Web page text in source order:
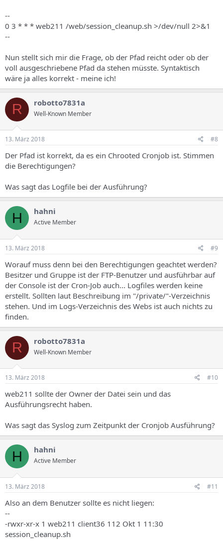
--
0 3 * * * web211 /web/session_cleanup.sh >/dev/null 2>&1
--
Nun stellt sich mir die Frage, ob der Pfad reicht oder ob der
voll ausgeschriebene Pfad da stehen müsste. Syntaktisch
wäre ja alles korrekt - meine ich!
R robotto7831a
Well-Known Member
13. März 2018 #8
Der Pfad ist korrekt, da es ein Chrooted Cronjob ist. Stimmen
die Berechtigungen?
Was sagt das Logfile bei der Ausführung?
H hahni
Active Member
13. März 2018 #9
Worauf muss denn bei den Berechtigungen geachtet werden?
Besitzer und Gruppe ist der FTP-Benutzer und ausführbar auf
der Console ist der Cron-Job auch... Logfiles werden keine
erstellt. Sollten laut Beschreibung im "/private/"-Verzeichnis
stehen. Und im Logs-Verzeichnis des Webs ist auch nichts zu
finden.
R robotto7831a
Well-Known Member
13. März 2018 #10
web211 sollte der Owner der Datei sein und das
Ausführungsrecht haben.
Was sagt das Syslog zum Zeitpunkt der Cronjob Ausführung?
H hahni
Active Member
13. März 2018 #11
Also an dem Benutzer sollte es nicht liegen:
--
-rwxr-xr-x 1 web211 client36 112 Okt 1 11:30
session_cleanup.sh